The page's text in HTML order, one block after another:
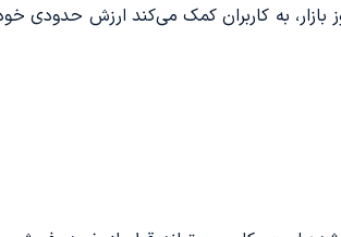
به کاربران کمک می‌کند ارزش حدودی